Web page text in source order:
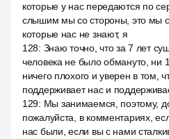
которые у нас передаются по
слышим мы со стороны, это мы
которые нас не знают, я
128: Знаю точно, что за 7 лет
человека не было обмануто, ни
ничего плохого и уверен в том,
поддерживает нас и
129: Мы занимаемся, поэтому,
пожалуйста, в комментариях,
нас были, если вы с нами